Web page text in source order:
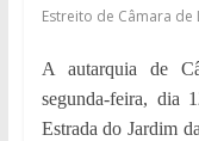
Estreito de Câmara de
A autarquia de
segunda-feira, dia
Estrada do Jardim